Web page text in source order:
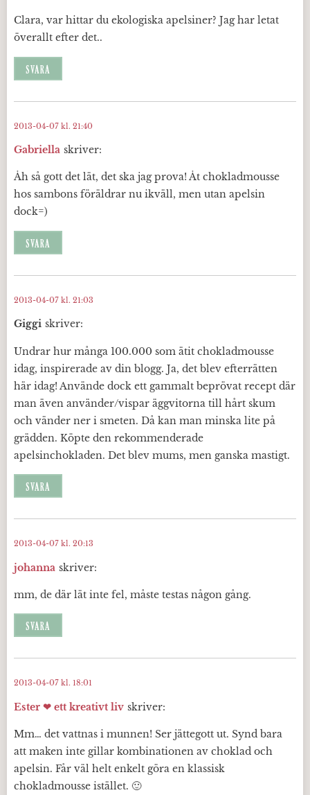
Clara, var hittar du ekologiska apelsiner? Jag har letat
överallt efter det..
SVARA
Gabriella skriver:
2013-04-07 kl. 21:40
Åh så gott det lät, det ska jag prova! Åt chokladmousse
hos sambons föräldrar nu ikväll, men utan apelsin
dock=)
SVARA
Giggi skriver:
2013-04-07 kl. 21:03
Undrar hur många 100.000 som ätit chokladmousse
idag, inspirerade av din blogg. Ja, det blev efterrätten
här idag! Använde dock ett gammalt beprövat recept där
man även använder/vispar äggvitorna till hårt skum
och vänder ner i smeten. Då kan man minska lite på
grädden. Köpte den rekommenderade
apelsinchokladen. Det blev mums, men ganska mastigt.
SVARA
johanna skriver:
2013-04-07 kl. 20:13
mm, de där lät inte fel, måste testas någon gång.
SVARA
Ester ❤ ett kreativt liv skriver:
2013-04-07 kl. 18:01
Mm… det vattnas i munnen! Ser jättegott ut. Synd bara
att maken inte gillar kombinationen av choklad och
apelsin. Får väl helt enkelt göra en klassisk
chokladmousse istället. 🙂